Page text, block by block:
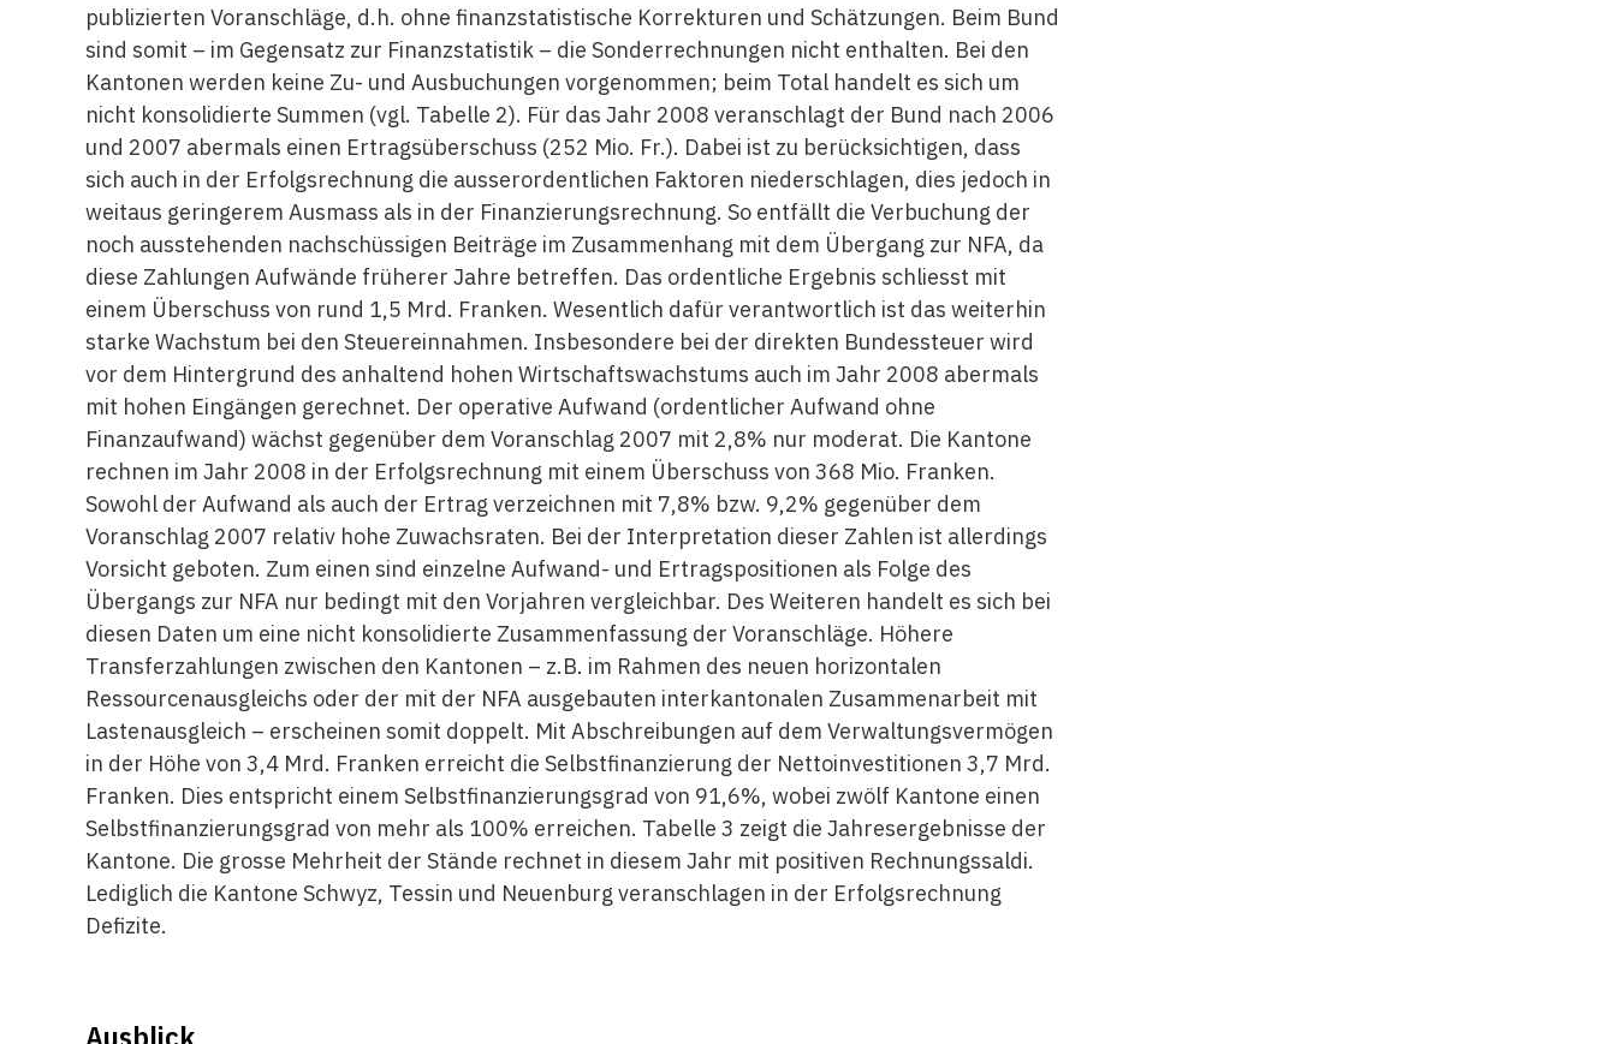
publizierten Voranschläge, d.h. ohne finanzstatistische Korrekturen und Schätzungen. Beim Bund
sind somit – im Gegensatz zur Finanzstatistik – die Sonderrechnungen nicht enthalten. Bei den
Kantonen werden keine Zu- und Ausbuchungen vorgenommen; beim Total handelt es sich um
nicht konsolidierte Summen (vgl. Tabelle 2). Für das Jahr 2008 veranschlagt der Bund nach 2006
und 2007 abermals einen Ertragsüberschuss (252 Mio. Fr.). Dabei ist zu berücksichtigen, dass
sich auch in der Erfolgsrechnung die ausserordentlichen Faktoren niederschlagen, dies jedoch in
weitaus geringerem Ausmass als in der Finanzierungsrechnung. So entfällt die Verbuchung der
noch ausstehenden nachschüssigen Beiträge im Zusammenhang mit dem Übergang zur NFA, da
diese Zahlungen Aufwände früherer Jahre betreffen. Das ordentliche Ergebnis schliesst mit
einem Überschuss von rund 1,5 Mrd. Franken. Wesentlich dafür verantwortlich ist das weiterhin
starke Wachstum bei den Steuereinnahmen. Insbesondere bei der direkten Bundessteuer wird
vor dem Hintergrund des anhaltend hohen Wirtschaftswachstums auch im Jahr 2008 abermals
mit hohen Eingängen gerechnet. Der operative Aufwand (ordentlicher Aufwand ohne
Finanzaufwand) wächst gegenüber dem Voranschlag 2007 mit 2,8% nur moderat. Die Kantone
rechnen im Jahr 2008 in der Erfolgsrechnung mit einem Überschuss von 368 Mio. Franken.
Sowohl der Aufwand als auch der Ertrag verzeichnen mit 7,8% bzw. 9,2% gegenüber dem
Voranschlag 2007 relativ hohe Zuwachsraten. Bei der Interpretation dieser Zahlen ist allerdings
Vorsicht geboten. Zum einen sind einzelne Aufwand- und Ertragspositionen als Folge des
Übergangs zur NFA nur bedingt mit den Vorjahren vergleichbar. Des Weiteren handelt es sich bei
diesen Daten um eine nicht konsolidierte Zusammenfassung der Voranschläge. Höhere
Transferzahlungen zwischen den Kantonen – z.B. im Rahmen des neuen horizontalen
Ressourcenausgleichs oder der mit der NFA ausgebauten interkantonalen Zusammenarbeit mit
Lastenausgleich – erscheinen somit doppelt. Mit Abschreibungen auf dem Verwaltungsvermögen
in der Höhe von 3,4 Mrd. Franken erreicht die Selbstfinanzierung der Nettoinvestitionen 3,7 Mrd.
Franken. Dies entspricht einem Selbstfinanzierungsgrad von 91,6%, wobei zwölf Kantone einen
Selbstfinanzierungsgrad von mehr als 100% erreichen. Tabelle 3 zeigt die Jahresergebnisse der
Kantone. Die grosse Mehrheit der Stände rechnet in diesem Jahr mit positiven Rechnungssaldi.
Lediglich die Kantone Schwyz, Tessin und Neuenburg veranschlagen in der Erfolgsrechnung
Defizite.